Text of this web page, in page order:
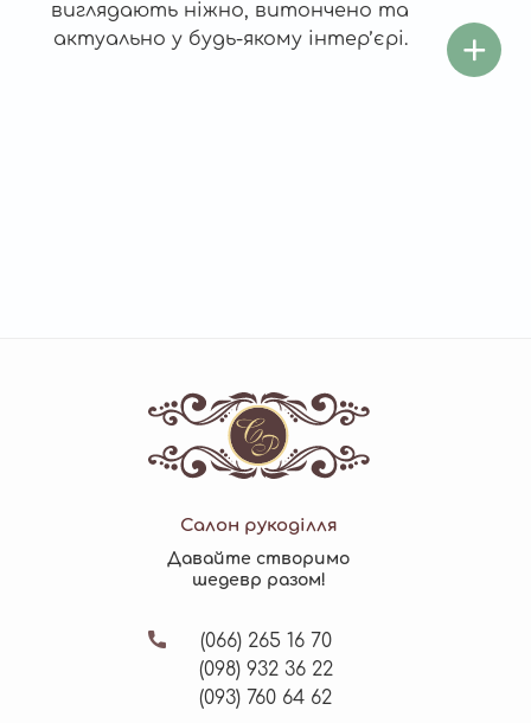
виглядають ніжно, витончено та
актуально у будь-якому інтер’єрі.
Салон рукоділля
Давайте створимо
шедевр разом!
(066)265 16 70
(098)932 36 22
(093) 760 64 62